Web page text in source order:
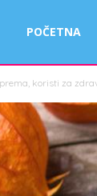
POČETNA
koristi za